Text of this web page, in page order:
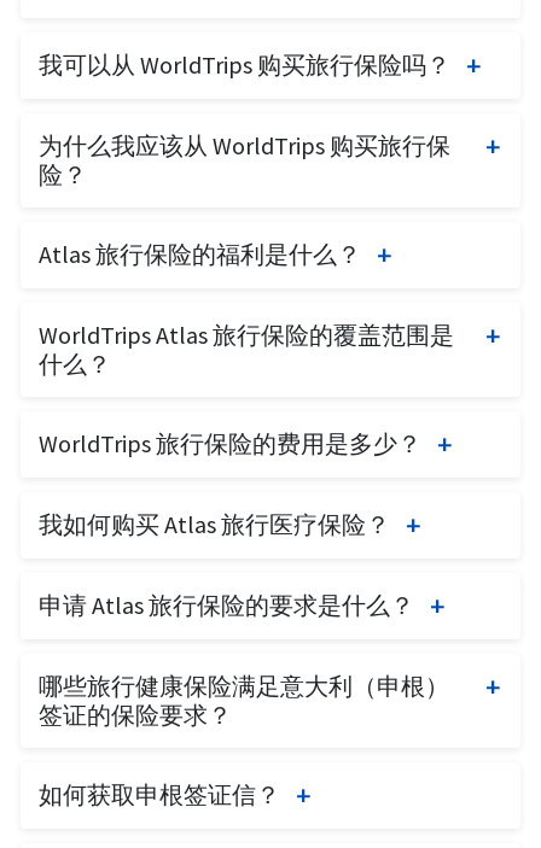
医疗支持系统而在美国和全球广受认可。
务支持、优质医疗服务及 24/7 紧急旅行援助。
我可以从 WorldTrips 购买旅行保险吗？
保险服务集团，已获得 S&P Global Ratings 的 A+
评级。
个国家提供旅行医疗保险，并为美国居民提供行
为什么我应该从 WorldTrips 购买旅行保
险？
行程保护产品。WorldTrips 于 2015 年被 Tokio
WorldTrips 保险为国际旅行者提供一些独特的旅
行医疗和行程保护计划。
Atlas 旅行保险的福利是什么？
何人在其居住国以外时购买。Atlas 旅行保险为旅
行、学习、志愿服务或居住在其居住国以外的人
Atlas Premier、Atlas International 和 Atlas
Atlas 旅行医疗保险计划提供一系列高质量的旅行
伤害时为您提供覆盖。这包括医疗费用、撤离、
遗体送返、紧急团聚及其他相关福利的覆盖。
WorldTrips Atlas 旅行保险的覆盖范围是
什么？
何人在其居住国以外时购买。
WorldTrips 旅行保险的费用是多少？
覆盖范围类型、旅行目的地和旅行时间的不同而
我如何购买 Atlas 旅行医疗保险？
医疗保险，访问Atlas 旅行计划。您还可以拨打
申请 Atlas 旅行保险的要求是什么？
信息和旅行日期。您可以通过American Visitor 保
险在线申请 Atlas 旅行保险，或者拨打
哪些旅行健康保险满足意大利（申根）
签证的保险要求？
最低覆盖范围为 30,000 欧元，用于住院、紧急情
如何获取申根签证信？